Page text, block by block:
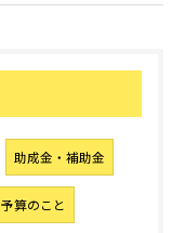
助成金・補助金
予算のこと